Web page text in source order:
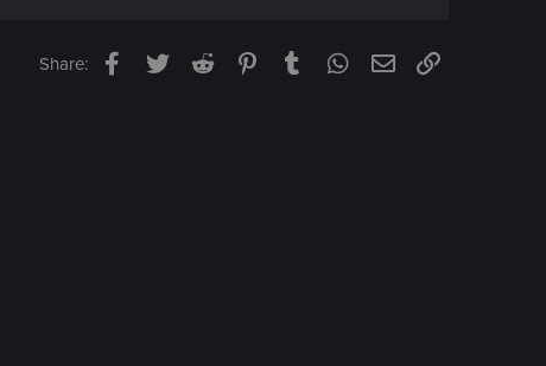
Share: Facebook
TwitterReddit PinterestTumblrWhatsApp
EmailLink